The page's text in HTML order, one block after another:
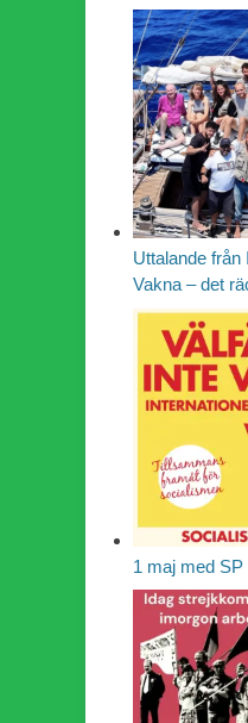
Uttalande från
Vakna – det
1 maj med SP